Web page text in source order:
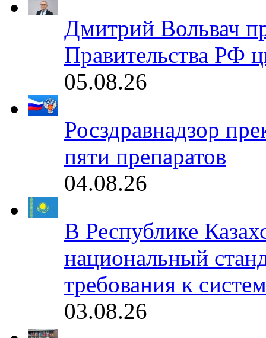
Дмитрий Вольвач
Правительства РФ
05.08.26
Росздравнадзор
пяти препаратов
04.08.26
В Республике
национальный
требования к
03.08.26